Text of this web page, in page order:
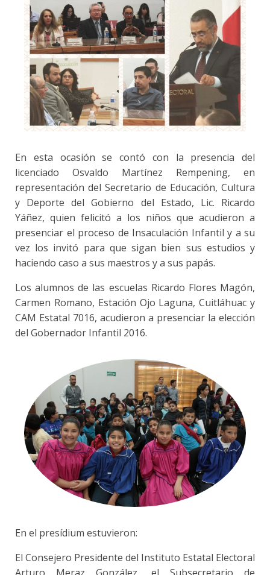
En esta ocasión se contó con la presencia del
licenciado Osvaldo Martínez Rempening, en
representación del Secretario de Educación, Cultura
y Deporte del Gobierno del Estado, Lic. Ricardo
Yáñez, quien felicitó a los niños que acudieron a
presenciar el proceso de Insaculación Infantil y a su
vez los invitó para que sigan bien sus estudios y
haciendo caso a sus maestros y a sus papás.
Los alumnos de las escuelas Ricardo Flores Magón,
Carmen Romano, Estación Ojo Laguna, Cuitláhuac y
CAM Estatal 7016, acudieron a presenciar la elección
del Gobernador Infantil 2016.
En el presídium estuvieron:
El Consejero Presidente del Instituto Estatal Electoral